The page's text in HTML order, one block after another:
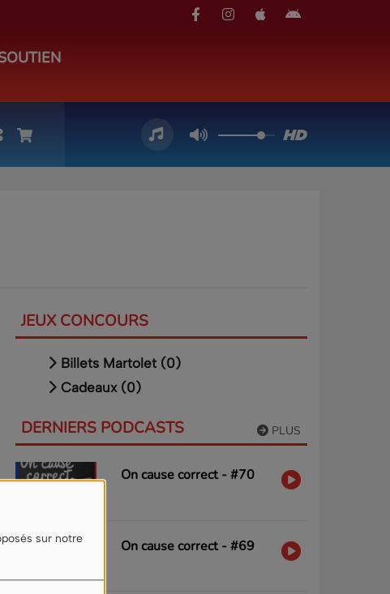
sur notre
JEUX CONCOURS
Billets Martolet (0)
Cadeaux (0)
PLUS
DERNIERS PODCASTS
On cause correct - #70
On cause correct - #69